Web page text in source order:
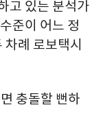
고 있는 분석가
준이 어느 정
례 로보택시
충돌할 뻔하